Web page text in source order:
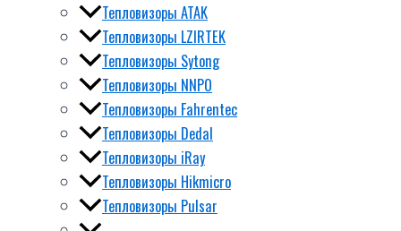
Тепловизоры ATAK
Тепловизоры LZIRTEK
Тепловизоры Sytong
Тепловизоры NNPO
Тепловизоры Fahrentec
Тепловизоры Dedal
Тепловизоры iRay
Тепловизоры Hikmicro
Тепловизоры Pulsar